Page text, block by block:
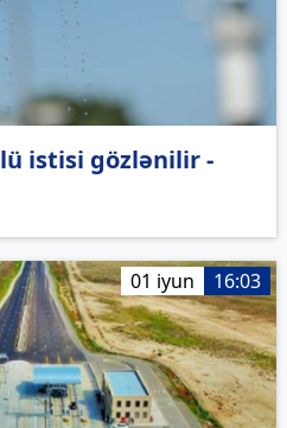
istisi gözlənilir -
01 iyun 16:03